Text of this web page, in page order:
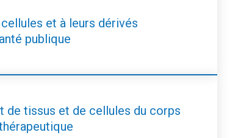
et à leurs dérivés
publique
de tissus et de cellules du corps